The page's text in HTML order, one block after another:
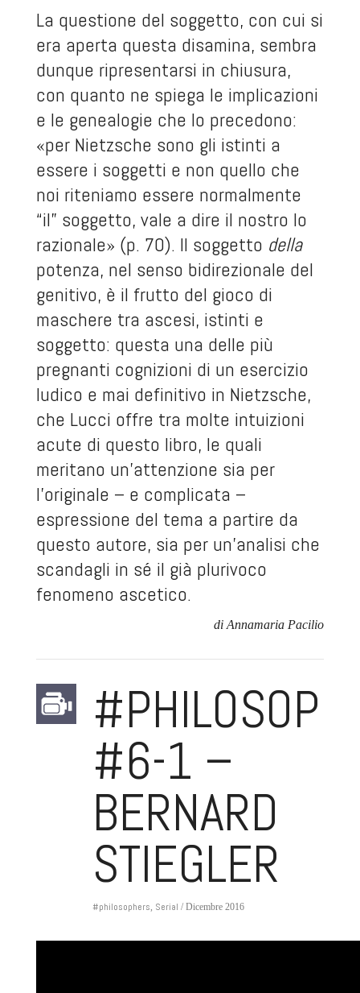
La questione del soggetto, con cui si
era aperta questa disamina, sembra
dunque ripresentarsi in chiusura,
con quanto ne spiega le implicazioni
e le genealogie che lo precedono:
«per Nietzsche sono gli istinti a
essere i soggetti e non quello che
noi riteniamo essere normalmente
“il” soggetto, vale a dire il nostro Io
razionale» (p. 70). Il soggetto della
potenza, nel senso bidirezionale del
genitivo, è il frutto del gioco di
maschere tra ascesi, istinti e
soggetto: questa una delle più
pregnanti cognizioni di un esercizio
ludico e mai definitivo in Nietzsche,
che Lucci offre tra molte intuizioni
acute di questo libro, le quali
meritano un’attenzione sia per
l’originale – e complicata –
espressione del tema a partire da
questo autore, sia per un’analisi che
scandagli in sé il già plurivoco
fenomeno ascetico.
di Annamaria Pacilio
#6-1 –
BERNARD
STIEGLER
#philosophers, Serial / Dicembre 2016